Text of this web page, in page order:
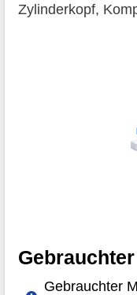
Zylinderkopf,
Gebrauchter